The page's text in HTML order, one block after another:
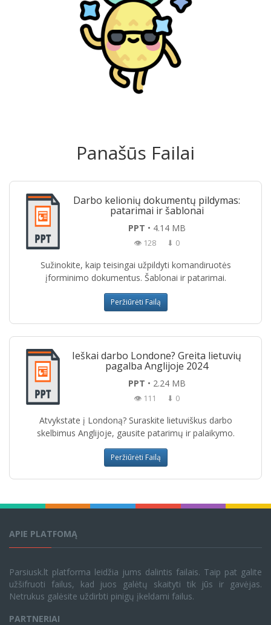
Panašūs Failai
Darbo kelionių dokumentų pildymas:
patarimai ir šablonai
PPT • 4.14 MB
👁 128 ⬇ 0
Sužinokite, kaip teisingai užpildyti komandiruotės
įforminimo dokumentus. Šablonai ir patarimai.
Peržiūrėti Failą
Ieškai darbo Londone? Greita lietuvių
pagalba Anglijoje 2024
PPT • 2.24 MB
👁 111 ⬇ 0
Atvykstate į Londoną? Suraskite lietuviškus darbo
skelbimus Anglijoje, gausite patarimų ir palaikymo.
Peržiūrėti Failą
APIE PLATFOMĄ
Parsiusk.lt platforma leidžia jums dalintis failais. Taip pat galite
užšifruoti failus, kad juos galėtų skaityti tik jūs ir gavėjas.
Netrukus galėsite uždirbti pinigų įkeldami failus.
PARTNERIAI